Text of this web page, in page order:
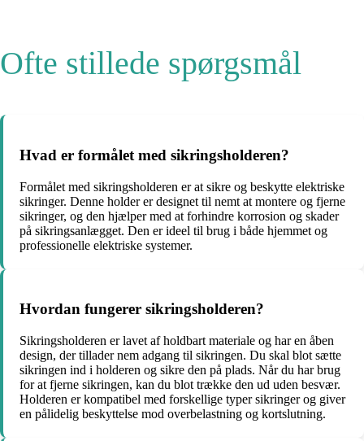
Ofte stillede spørgsmål
Hvad er formålet med sikringsholderen?
Formålet med sikringsholderen er at sikre og beskytte elektriske
sikringer. Denne holder er designet til nemt at montere og fjerne
sikringer, og den hjælper med at forhindre korrosion og skader
på sikringsanlægget. Den er ideel til brug i både hjemmet og
professionelle elektriske systemer.
Hvordan fungerer sikringsholderen?
Sikringsholderen er lavet af holdbart materiale og har en åben
design, der tillader nem adgang til sikringen. Du skal blot sætte
sikringen ind i holderen og sikre den på plads. Når du har brug
for at fjerne sikringen, kan du blot trække den ud uden besvær.
Holderen er kompatibel med forskellige typer sikringer og giver
en pålidelig beskyttelse mod overbelastning og kortslutning.